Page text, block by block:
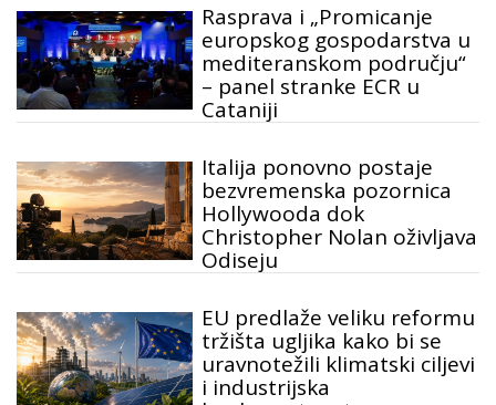
Rasprava i „Promicanje
europskog gospodarstva u
mediteranskom području“
– panel stranke ECR u
Cataniji
Italija ponovno postaje
bezvremenska pozornica
Hollywooda dok
Christopher Nolan oživljava
Odiseju
EU predlaže veliku reformu
tržišta ugljika kako bi se
uravnotežili klimatski ciljevi
i industrijska